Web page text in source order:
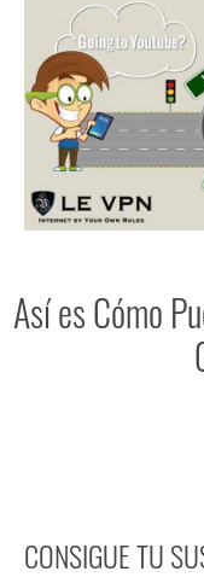
Así es Cómo
CONSIGUE TU